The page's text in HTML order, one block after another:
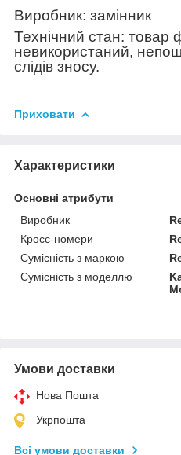
Виробник: замінник
Технічний стан:
невикористаний,
слідів зносу.
Приховати
Характеристики
Основні атрибути
Виробник
Кросс-номери
Сумісність з маркою
Сумісність з моделлю
Умови доставки
Нова Пошта
Укрпошта
Всі умови доставки